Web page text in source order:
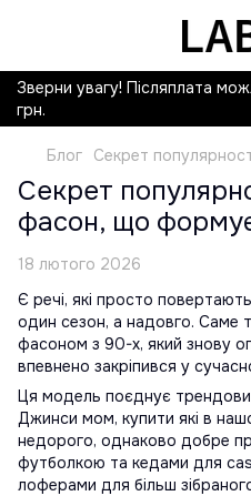
Зверни увагу! Післяплата
грн.
Блог Секрет
Секрет
фасон, що
18 лютого 2026
Є речі, які просто
один сезон, а надовго. Саме
фасоном з 90-х, який знову
впевнено закріпився у
Ця модель поєднує
Джинси мом, купити які в
недорого, однаково добре
футболкою та кедами для
лоферами для більш